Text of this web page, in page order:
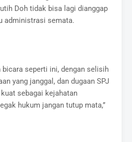
Doh tidak bisa lagi dianggap
administrasi semata.
bicara seperti ini, dengan selisih
yang janggal, dan dugaan SPJ
sebagai kejahatan
hukum jangan tutup mata,”